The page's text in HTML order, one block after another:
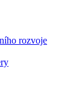
rozvoje